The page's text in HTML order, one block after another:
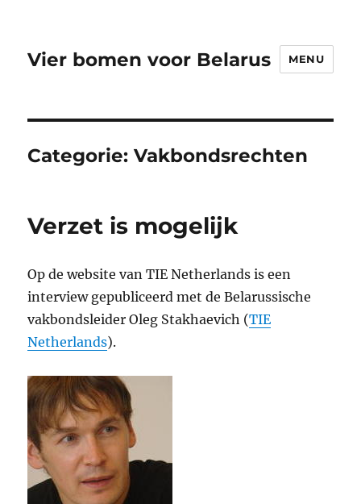
Vier bomen voor Belarus MENU
Categorie:Vakbondsrechten
Verzet is mogelijk
Op de website van TIE Netherlands is een
interview gepubliceerd met de Belarussische
vakbondsleider Oleg Stakhaevich (TIE
Netherlands).